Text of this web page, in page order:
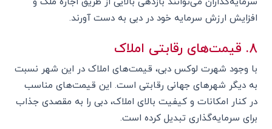
افزایش ارزش سرمایه خود در دبی به دست آورند.
8. قیمت‌های رقابتی املاک
با وجود شهرت لوکس دبی، قیمت‌های املاک در این شهر نسبت
به دیگر شهرهای جهانی رقابتی است. این قیمت‌های مناسب
در کنار امکانات و کیفیت بالای املاک، دبی را به مقصدی جذاب
برای سرمایه‌گذاری تبدیل کرده است.